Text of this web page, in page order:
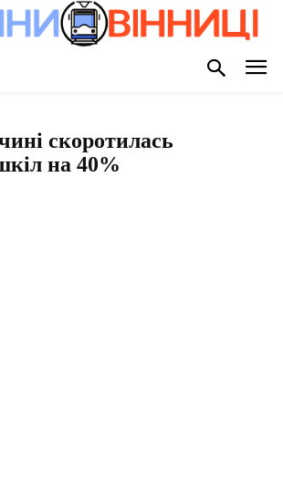
скоротилась
на 40%